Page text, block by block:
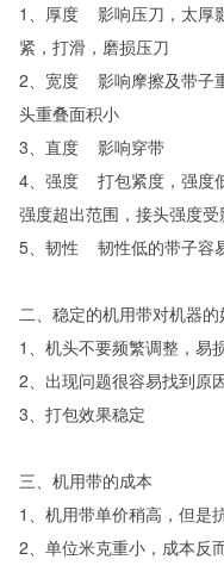
1、厚度 影响压刀，太厚
紧，打滑，磨损压刀
2、宽度 影响摩擦及带子
头重叠面积小
3、直度 影响穿带
4、强度 打包紧度，强度
强度超出范围，接头强度受
5、韧性 韧性低的带子容
二、稳定的机用带对机器的
1、机头不要频繁调整，易
2、出现问题很容易找到原
3、打包效果稳定
三、机用带的成本
1、机用带单价稍高，但是
2、单位米克重小，成本反